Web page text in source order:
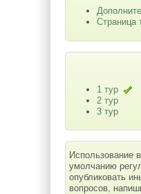
Страница
1 тур
2 тур
3 тур
Использование
умолчанию
опубликовать
вопросов,